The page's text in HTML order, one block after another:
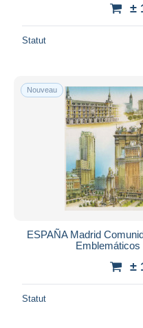
±
Statut
Nouveau
ESPAÑA Madrid
±
Statut